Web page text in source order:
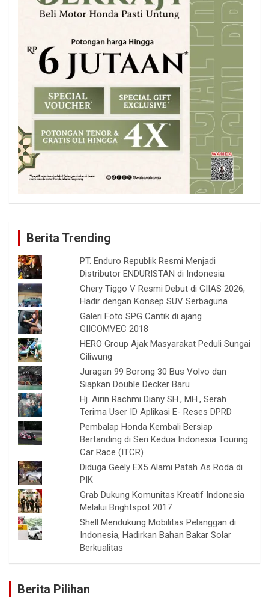
Berita Trending
PT. Enduro Republik Resmi Menjadi
Distributor ENDURISTAN di Indonesia
Chery Tiggo V Resmi Debut di GIIAS 2026,
Hadir dengan Konsep SUV Serbaguna
Galeri Foto SPG Cantik di ajang
GIICOMVEC 2018
HERO Group Ajak Masyarakat Peduli Sungai
Ciliwung
Juragan 99 Borong 30 Bus Volvo dan
Siapkan Double Decker Baru
Hj. Airin Rachmi Diany SH., MH., Serah
Terima User ID Aplikasi E- Reses DPRD
Pembalap Honda Kembali Bersiap
Bertanding di Seri Kedua Indonesia Touring
Car Race (ITCR)
Diduga Geely EX5 Alami Patah As Roda di
PIK
Grab Dukung Komunitas Kreatif Indonesia
Melalui Brightspot 2017
Shell Mendukung Mobilitas Pelanggan di
Indonesia, Hadirkan Bahan Bakar Solar
Berkualitas
Berita Pilihan